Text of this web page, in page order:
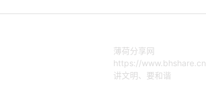
薄荷分享网
https://www.bhshare.cn
讲文明、要和谐